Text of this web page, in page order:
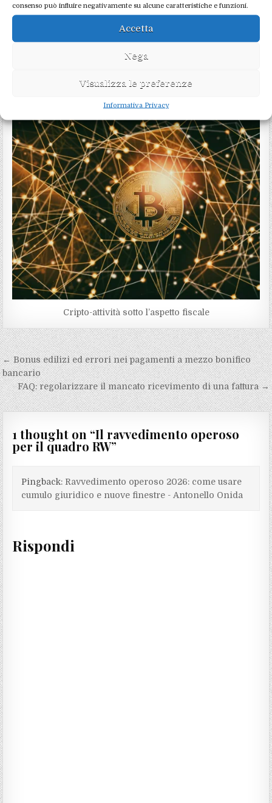
consenso può influire negativamente su alcune caratteristiche e funzioni.
Accetta
Nega
Visualizza le preferenze
Informativa Privacy
Cripto-attività sotto l’aspetto fiscale
Navigazione
articoli
← Bonus edilizi ed errori nei pagamenti a mezzo bonifico
bancario
FAQ: regolarizzare il mancato ricevimento di una fattura →
1 thought on “Il ravvedimento operoso
per il quadro RW”
Pingback: Ravvedimento operoso 2026: come usare
cumulo giuridico e nuove finestre - Antonello Onida
Rispondi